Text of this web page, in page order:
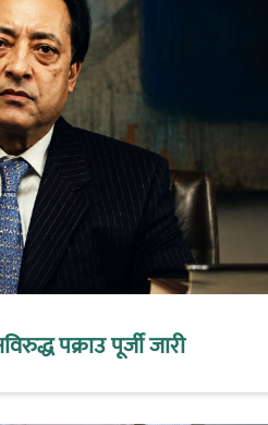
पक्राउ पूर्जी जारी